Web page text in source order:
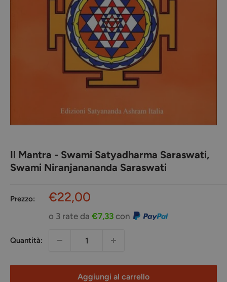
Il Mantra - Swami Satyadharma Saraswati,
Swami Niranjanananda Saraswati
Prezzo:
Prezzo
scontato
€22,00
o 3 rate da €7,33 con
Quantità:
Aggiungi al carrello